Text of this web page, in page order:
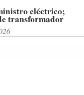
eléctrico;
transformador